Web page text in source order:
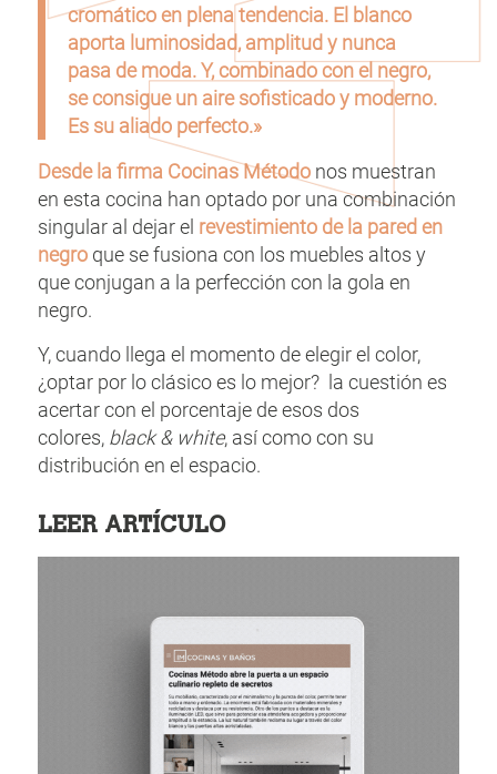
cromático en plena tendencia. El blanco
aporta luminosidad, amplitud y nunca
pasa de moda. Y, combinado con el negro,
se consigue un aire sofisticado y moderno.
Es su aliado perfecto.»
Desde la firma Cocinas Métodonos muestran
en esta cocina han optado por una combinación
singular al dejar el revestimiento de la pared en
negroque se fusiona con los muebles altos y
que conjugan a la perfección con la gola en
negro.
Y, cuando llega el momento de elegir el color,
¿optar por lo clásico es lo mejor? la cuestión es
acertar con el porcentaje de esos dos
colores,black & white, así como con su
distribución en el espacio.
LEER ARTÍCULO